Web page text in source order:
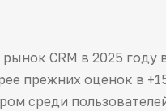
CRM в 2025 году
прежних оценок в
среди